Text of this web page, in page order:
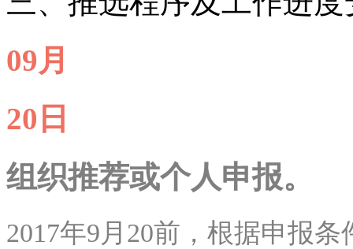
09月
20日
组织推荐或个人申报。
2017年9月20前，根据申报